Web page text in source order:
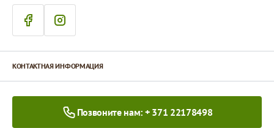
КОНТАКТНАЯ ИНФОРМАЦИЯ
Позвоните нам: + 371 22178498